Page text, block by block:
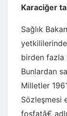
Karaciğer
Sağlık
birden fazla
Bunlardan
Milletler
Sözleşmesi
fosfatâ€